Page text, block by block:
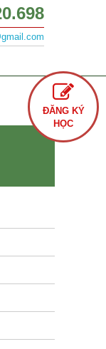
ĐĂNG KÝ
HỌC